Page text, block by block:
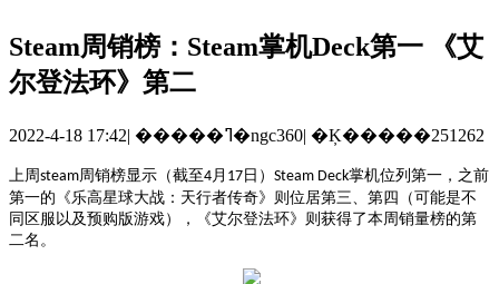
Steam周销榜：Steam掌机Deck第一 《艾
尔登法环》第二
2022-4-18 17:42| �����ߣ�ngc360| �Ķ�����251262
上周 steam周销榜显示（截至4 月 17 日） Steam Deck掌机位列第一，之前
第一的《 乐高星球大战：天行者传奇》 则位居第三、第四（可能是不
同区服以及预购版游戏），
《艾尔登法环》 则 获得了本周销量榜的第
二名。